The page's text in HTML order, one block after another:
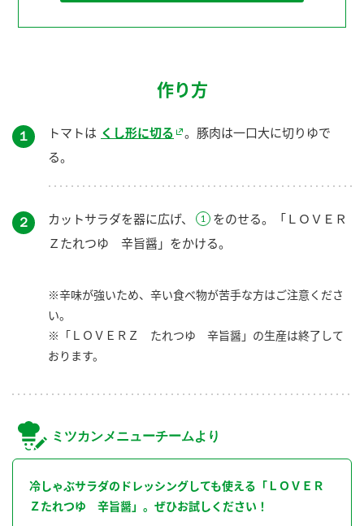
作り方
１ トマトは くし形に切る
。豚肉は一口大に切りゆで
る。
２ カットサラダを器に広げ、
をのせる。「ＬＯＶＥＲ
Ｚたれつゆ 辛旨醤」をかける。
※辛味が強いため、辛い食べ物が苦手な方はご注意くださ
い。
※「ＬＯＶＥＲＺ たれつゆ 辛旨醤」の生産は終了して
おります。
ミツカンメニューチームより
冷しゃぶサラダのドレッシングしても使える「ＬＯＶＥＲ
Ｚたれつゆ 辛旨醤」。ぜひお試しください！